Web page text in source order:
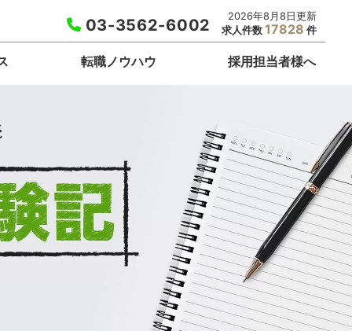
2026年8月8日更新
求人件数 17828 件
03-3562-6002
転職ノウハウ 採用担当者様へ